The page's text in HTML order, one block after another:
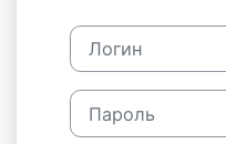
Логин
Пароль